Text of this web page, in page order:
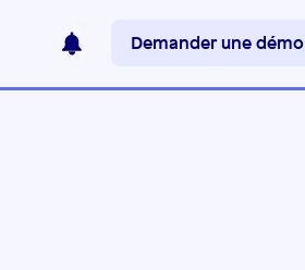
Demander une démo